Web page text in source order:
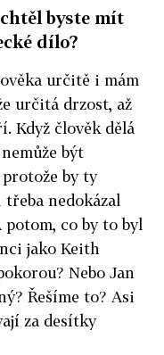
byste mít
dílo?
určitě i mám
určitá drzost, až
Když člověk dělá
být
by ty
nedokázal
co by to byl
jako Keith
Nebo Jan
Řešíme to? Asi
za desítky